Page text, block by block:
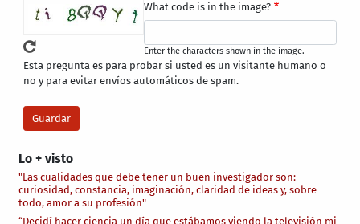
Lo + visto
"Las cualidades que debe tener un buen investigador son:
curiosidad, constancia, imaginación, claridad de ideas y, sobre
todo, amor a su profesión"
“Decidí hacer ciencia un día que estábamos viendo la televisión mi
What code is in the image?
Enter the characters shown in the image.
Esta pregunta es para probar si usted es un visitante humano o
no y para evitar envíos automáticos de spam.